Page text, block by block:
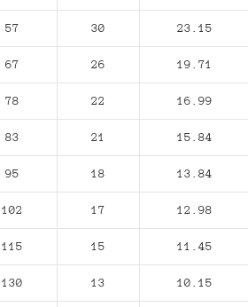
57 30 23.15
67 26 19.71
78 22 16.99
83 21 15.84
95 18 13.84
102 17 12.98
115 15 11.45
130 13 10.15